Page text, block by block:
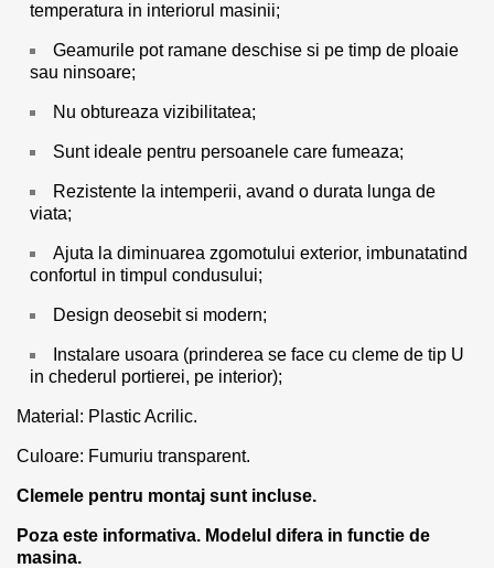
temperatura in interiorul masinii;
Geamurile pot ramane deschise si pe timp de ploaie
sau ninsoare;
Nu obtureaza vizibilitatea;
Sunt ideale pentru persoanele care fumeaza;
Rezistente la intemperii, avand o durata lunga de
viata;
Ajuta la diminuarea zgomotului exterior, imbunatatind
confortul in timpul condusului;
Design deosebit si modern;
Instalare usoara (prinderea se face cu cleme de tip U
in chederul portierei, pe interior);
Material: Plastic Acrilic.
Culoare: Fumuriu transparent.
Clemele pentru montaj sunt incluse.
Poza este informativa. Modelul difera in functie de
masina.